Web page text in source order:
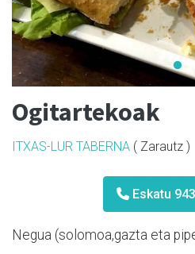
Ogitartekoak
ITXAS-LUR TABERNA ( Zarautz )
Eskatu
Negua (solomoa,gazta eta